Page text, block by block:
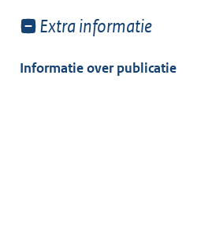
Toon
van:
Extra informatie
Informatie over publicatie